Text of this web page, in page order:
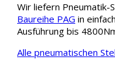
Wir liefern Pneumatik-
Baureihe PAG in
Ausführung bis
Alle pneumatischen